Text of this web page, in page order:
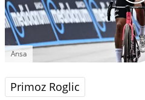
Ansa
Primoz Roglic